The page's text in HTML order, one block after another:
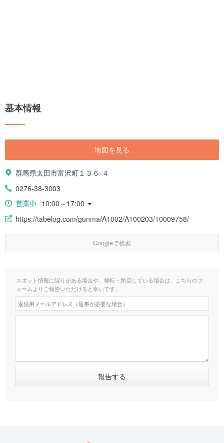
基本情報
地図を見る
群馬県太田市富沢町１３６-４
0276-38-3003
営業中 10:00～17:00
https://tabelog.com/gunma/A1002/A100203/10009758/
Googleで検索
スポット情報に誤りがある場合や、移転・閉店している場合は、こちらのフ
ォームよりご報告いただけると幸いです。